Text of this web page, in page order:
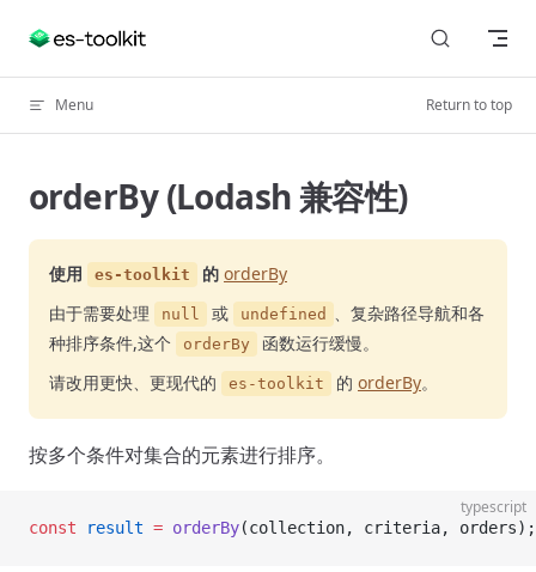
Skip to content
Menu Return to top
orderBy (Lodash 兼容性)
使用 es-toolkit 的 orderBy
由于需要处理
null 或 undefined 、复杂路径导航和各
种排序条件,这个
orderBy
函数运行缓慢。
请改用更快、更现代的
es-toolkit 的 orderBy。
按多个条件对集合的元素进行排序。
typescript
const result = orderBy(collection, criteria, orders);